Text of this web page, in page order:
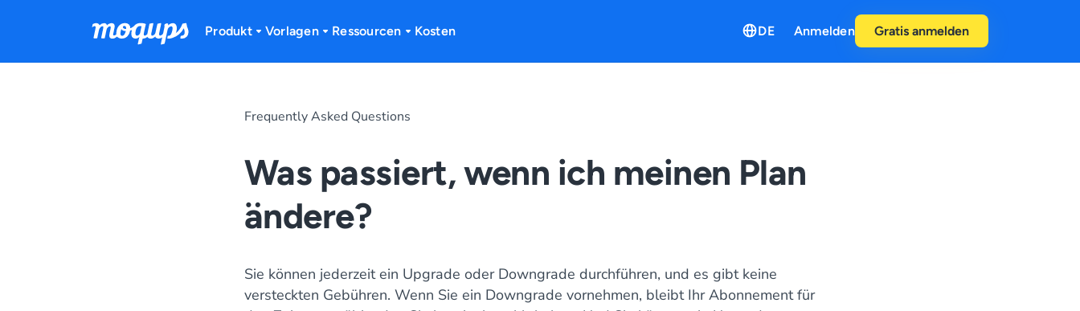
Produkt Vorlagen Ressourcen Kosten DE Anmelden Gratis anmelden
Frequently Asked Questions
Was passiert, wenn ich meinen Plan
ändere?
Sie können jederzeit ein Upgrade oder Downgrade durchführen, und es gibt keine
versteckten Gebühren. Wenn Sie ein Downgrade vornehmen, bleibt Ihr Abonnement für